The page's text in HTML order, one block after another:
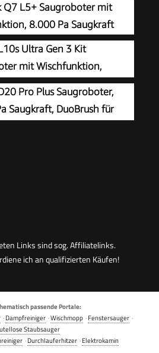
Q7 L5+ Saugroboter mit
8.000 Pa Saugkraft
Ultra Gen 3 Kit
mit Wischfunktion,
Pro Plus Saugroboter,
Saugkraft, DuoBrush für
& Teppiche, 5.200
Links sind sog. Affiliatelinks.
ich an qualifizierten Käufen!
passende Portale:
·Dampfreiniger·Wischmopp·Fenstersauger·
Staubsauger
·Durchlauferhitzer·Elektrokamin